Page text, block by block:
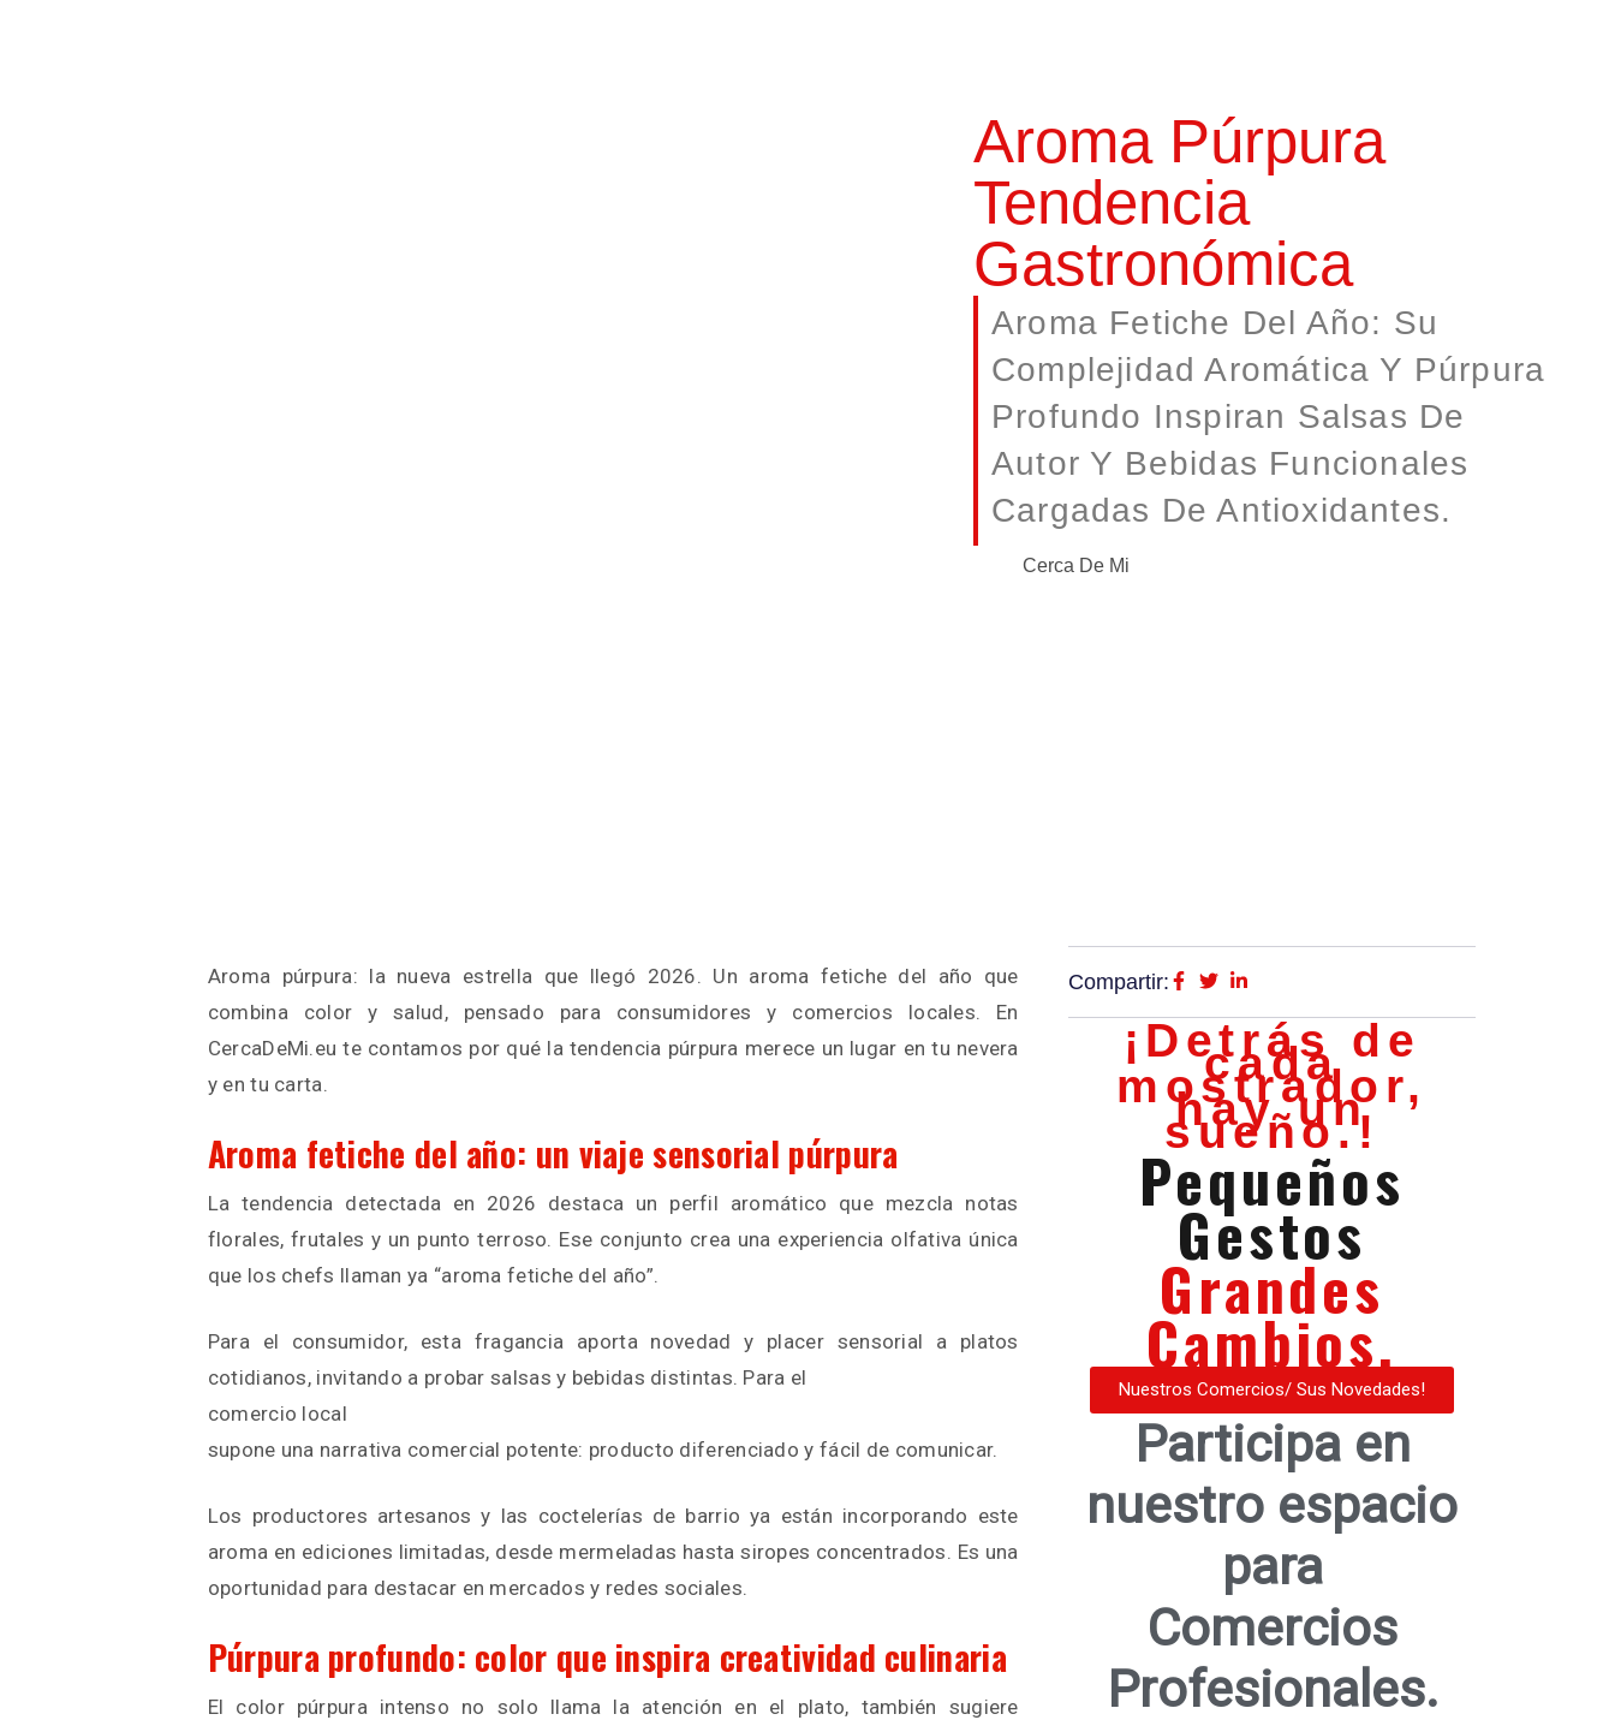
Aroma Púrpura
Tendencia
Gastronómica
Aroma Fetiche Del Año: Su
Complejidad Aromática Y Púrpura
Profundo Inspiran Salsas De
Autor Y Bebidas Funcionales
Cargadas De Antioxidantes.
Cerca De Mi
Aroma púrpura: la nueva estrella que llegó 2026. Un aroma fetiche del año que
combina color y salud, pensado para consumidores y comercios locales. En
CercaDeMi.eu te contamos por qué la tendencia púrpura merece un lugar en tu nevera
y en tu carta.
Aroma fetiche del año: un viaje sensorial púrpura
La tendencia detectada en 2026 destaca un perfil aromático que mezcla notas
florales, frutales y un punto terroso. Ese conjunto crea una experiencia olfativa única
que los chefs llaman ya “aroma fetiche del año”.
Para el consumidor, esta fragancia aporta novedad y placer sensorial a platos
cotidianos, invitando a probar salsas y bebidas distintas. Para el
comercio local
supone una narrativa comercial potente: producto diferenciado y fácil de comunicar.
Los productores artesanos y las coctelerías de barrio ya están incorporando este
aroma en ediciones limitadas, desde mermeladas hasta siropes concentrados. Es una
oportunidad para destacar en mercados y redes sociales.
Púrpura profundo: color que inspira creatividad culinaria
El color púrpura intenso no solo llama la atención en el plato, también sugiere
Compartir:
¡Detrás de
cada
mostrador,
hay un
sueño.!
Pequeños
Gestos
Grandes
Cambios.
Nuestros Comercios/ Sus Novedades!
Participa en
nuestro espacio
para
Comercios
Profesionales.